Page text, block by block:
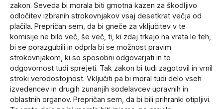
zakon. Seveda bi morala biti gmotna kazen za škodljivo
odločitev izbranih strokovnjakov vsaj desetkrat večja od
plačila. Prepričan sem, da bi gneče za vključitev v te
komisije ne bilo več, še več, ti, ki zdaj trkajo na vrata le teh,
bi se porazgubili in odprla bi se možnost pravim
strokovnjakom, ki so sposobni odgovarjati in to
odgovornost tudi sprejeti. Tak zakon bi tudi zagotovil in vrnil
stroki verodostojnost. Vključiti pa bi moral tudi delo vseh
izvedencev in drugih zunanjih sodelavcev upravnih in
oblastnih organov. Prepričan sem, da bi bili prihranki otipljivi.